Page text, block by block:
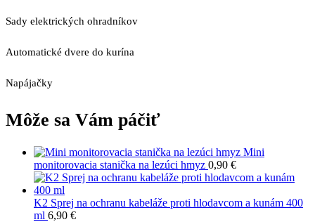
Sady elektrických ohradníkov
Automatické dvere do kurína
Napájačky
Môže sa Vám páčiť
Mini
monitorovacia stanička na lezúci hmyz 0,90 €
K2 Sprej na ochranu kabeláže proti hlodavcom a kunám 400
ml 6,90 €